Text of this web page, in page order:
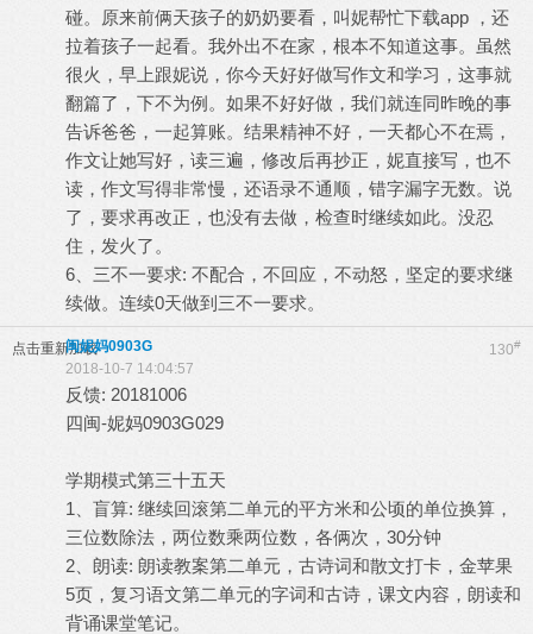
碰。原来前俩天孩子的奶奶要看，叫妮帮忙下载app ，还
拉着孩子一起看。我外出不在家，根本不知道这事。虽然
很火，早上跟妮说，你今天好好做写作文和学习，这事就
翻篇了，下不为例。如果不好好做，我们就连同昨晚的事
告诉爸爸，一起算账。结果精神不好，一天都心不在焉，
作文让她写好，读三遍，修改后再抄正，妮直接写，也不
读，作文写得非常慢，还语录不通顺，错字漏字无数。说
了，要求再改正，也没有去做，检查时继续如此。没忍
住，发火了。
6、三不一要求: 不配合，不回应，不动怒，坚定的要求继
续做。连续0天做到三不一要求。
点击重新加载 130#
闽妮妈0903G
2018-10-7 14:04:57
反馈: 20181006
四闽-妮妈0903G029
学期模式第三十五天
1、盲算: 继续回滚第二单元的平方米和公顷的单位换算，
三位数除法，两位数乘两位数，各俩次，30分钟
2、朗读: 朗读教案第二单元，古诗词和散文打卡，金苹果
5页，复习语文第二单元的字词和古诗，课文内容，朗读和
背诵课堂笔记。